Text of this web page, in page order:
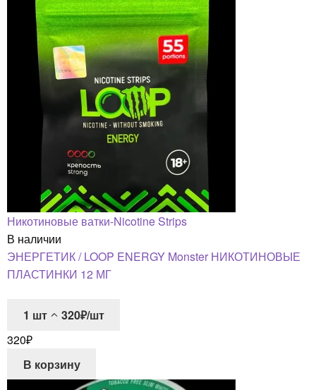
Никотиновые ватки-Nicotine Strips
В наличии
ЭНЕРГЕТИК / LOOP ENERGY Monster НИКОТИНОВЫЕ
ПЛАСТИНКИ 12 МГ
1 шт
320₽/шт
320₽
В корзину